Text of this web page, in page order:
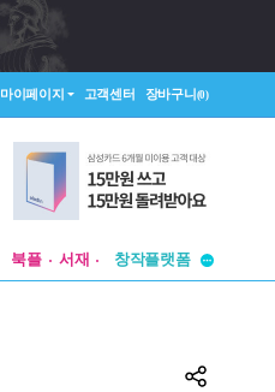
마이페이지 고객센터 장바구니(0)
북플 서재
창작플랫폼
투비컨티뉴드